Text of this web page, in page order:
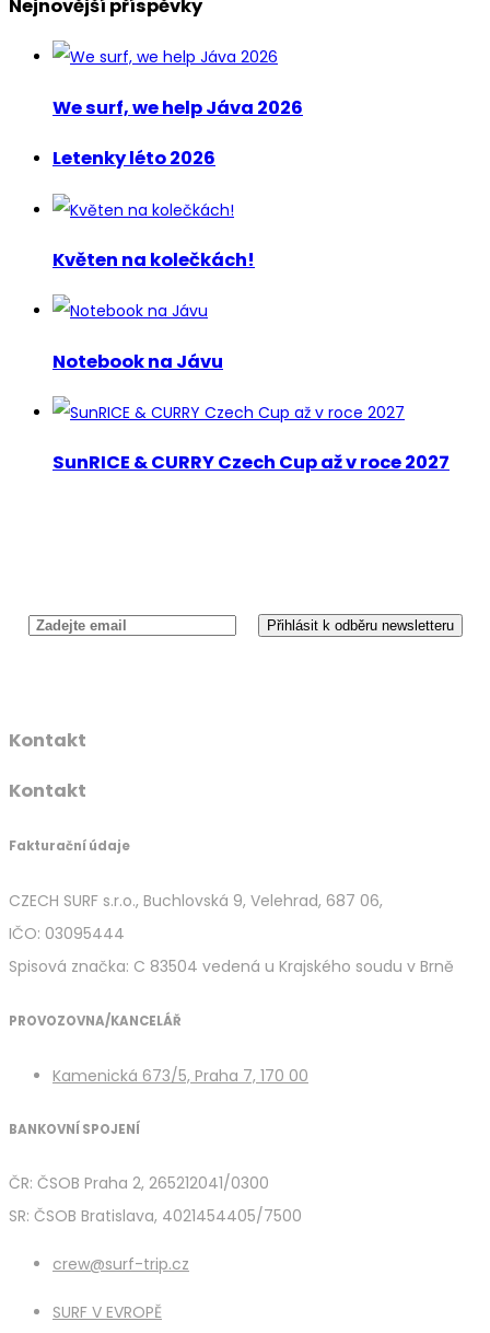
Nejnovější příspěvky
We surf, we help Jáva 2026
Letenky léto 2026
Květen na kolečkách!
Notebook na Jávu
SunRICE & CURRY Czech Cup až v roce 2027
Kontakt
Kontakt
Fakturační údaje
CZECH SURF s.r.o., Buchlovská 9, Velehrad, 687 06,
IČO: 03095444
Spisová značka: C 83504 vedená u Krajského soudu v Brně
PROVOZOVNA/KANCELÁŘ
Kamenická 673/5, Praha 7, 170 00
BANKOVNÍ SPOJENÍ
ČR: ČSOB Praha 2, 265212041/0300
SR: ČSOB Bratislava, 4021454405/7500
crew@surf-trip.cz
SURF V EVROPĚ